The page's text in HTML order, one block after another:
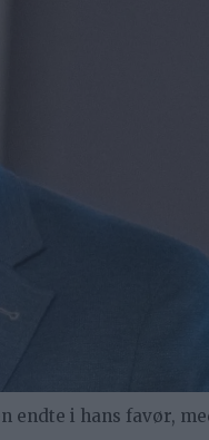
endte i hans favør,